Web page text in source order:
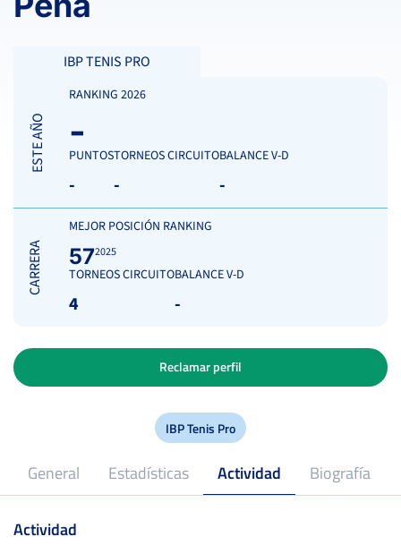
IBP TENIS PRO
ESTE AÑO
RANKING 2026
-
PUNTOS
-
TORNEOS CIRCUITO
-
BALANCE V-D
-
CARRERA
MEJOR POSICIÓN RANKING
572025
TORNEOS CIRCUITO
4
BALANCE V-D
-
IBP Tenis Pro
General Estadísticas Actividad Biografía
Reclamar perfil
Profesional desde
Actividad